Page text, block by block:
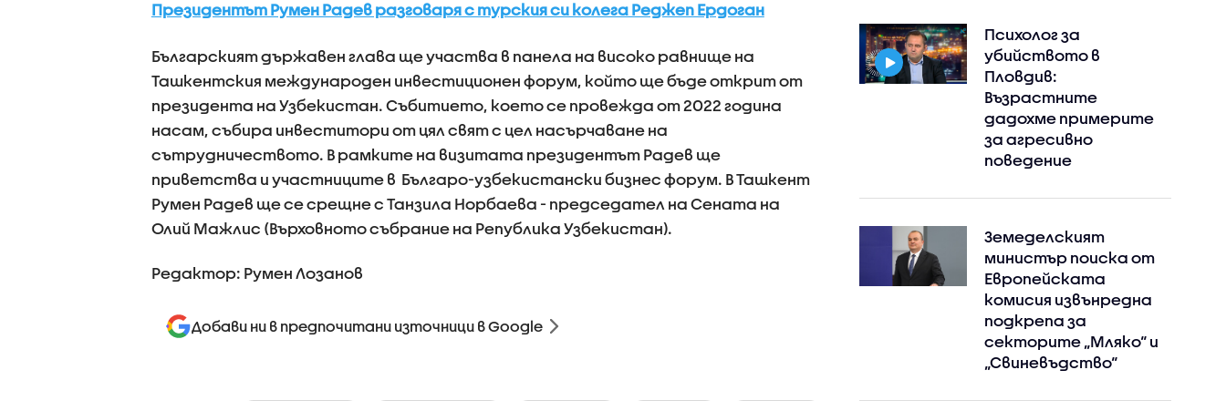
Президентът Румен Радев разговаря с турския си колега Реджеп Ердоган
Българският държавен глава ще участва в панела на високо равнище на
Ташкентския международен инвестиционен форум, който ще бъде открит от
президента на Узбекистан. Събитието, което се провежда от 2022 година
насам, събира инвеститори от цял свят с цел насърчаване на
сътрудничеството. В рамките на визитата президентът Радев ще
приветства и участниците в Българо-узбекистански бизнес форум. В Ташкент
Румен Радев ще се срещне с Танзила Норбаева - председател на Сената на
Олий Мажлис (Върховното събрание на Република Узбекистан).
Редактор: Румен Лозанов
Добави ни в предпочитани източници в Google
Психолог за
убийството в
Пловдив:
Възрастните
дадохме примерите
за агресивно
поведение
Земеделският
министър поиска от
Европейската
комисия извънредна
подкрепа за
секторите „Мляко“ и
„Свиневъдство“